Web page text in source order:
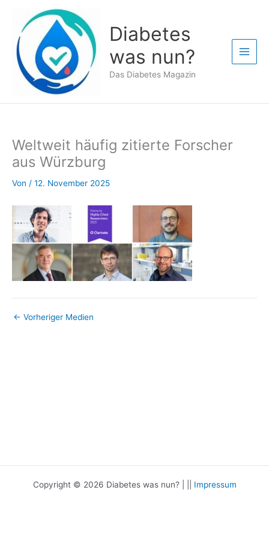
springen
Diabetes
was nun?
Das Diabetes Magazin
Weltweit häufig zitierte Forscher
aus Würzburg
Von / 12. November 2025
← Vorheriger Medien
Copyright © 2026 Diabetes was nun? | || Impressum